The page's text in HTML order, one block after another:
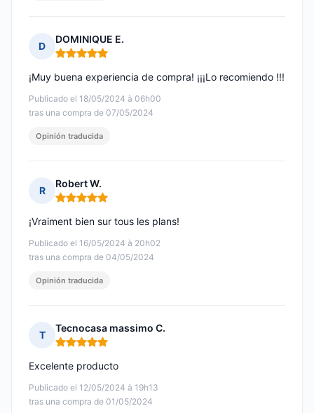
D
DOMINIQUE E.
Nota: 5 de 5
Publicado el 18/05/2024 à 06h00
tras una compra de 07/05/2024
¡Muy buena experiencia de compra! ¡¡¡Lo recomiendo !!!
Opinión traducida
R
Robert W.
Nota: 5 de 5
Publicado el 16/05/2024 à 20h02
tras una compra de 04/05/2024
¡Vraiment bien sur tous les plans!
Opinión traducida
T
Tecnocasa massimo C.
Nota: 5 de 5
Publicado el 12/05/2024 à 19h13
tras una compra de 01/05/2024
Excelente producto